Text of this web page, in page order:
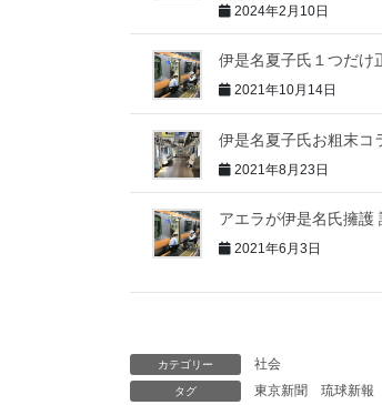
2024年2月10日
伊是名夏子氏１つだけ
2021年10月14日
伊是名夏子氏お粗末コ
2021年8月23日
アエラが伊是名氏擁護
2021年6月3日
カテゴリー 社会
タグ 東京新聞 琉球新報